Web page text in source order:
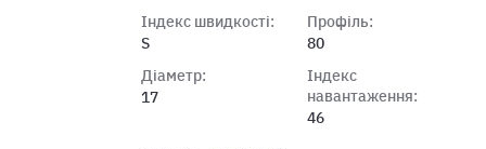
Індекс швидкості:
S
Діаметр:
17
Профіль:
80
Індекс
навантаження:
46